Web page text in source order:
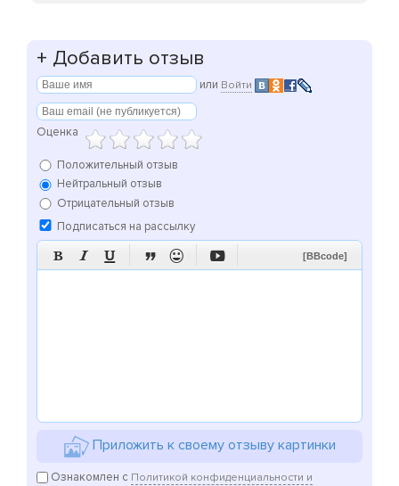
+ Добавить отзыв
или Войти
Оценка
Положительный отзыв
Нейтральный отзыв
Отрицательный отзыв
Подписаться на рассылку
      [BBcode]
Приложить к своему отзыву картинки
Ознакомлен с Политикой конфиденциальности и